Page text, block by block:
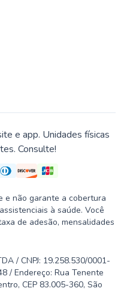
e app. Unidades físicas
Consulte!
e não garante a cobertura
à saúde. Você
de adesão, mensalidades
/ CNPJ: 19.258.530/0001-
/ Endereço: Rua Tenente
CEP 83.005-360, São